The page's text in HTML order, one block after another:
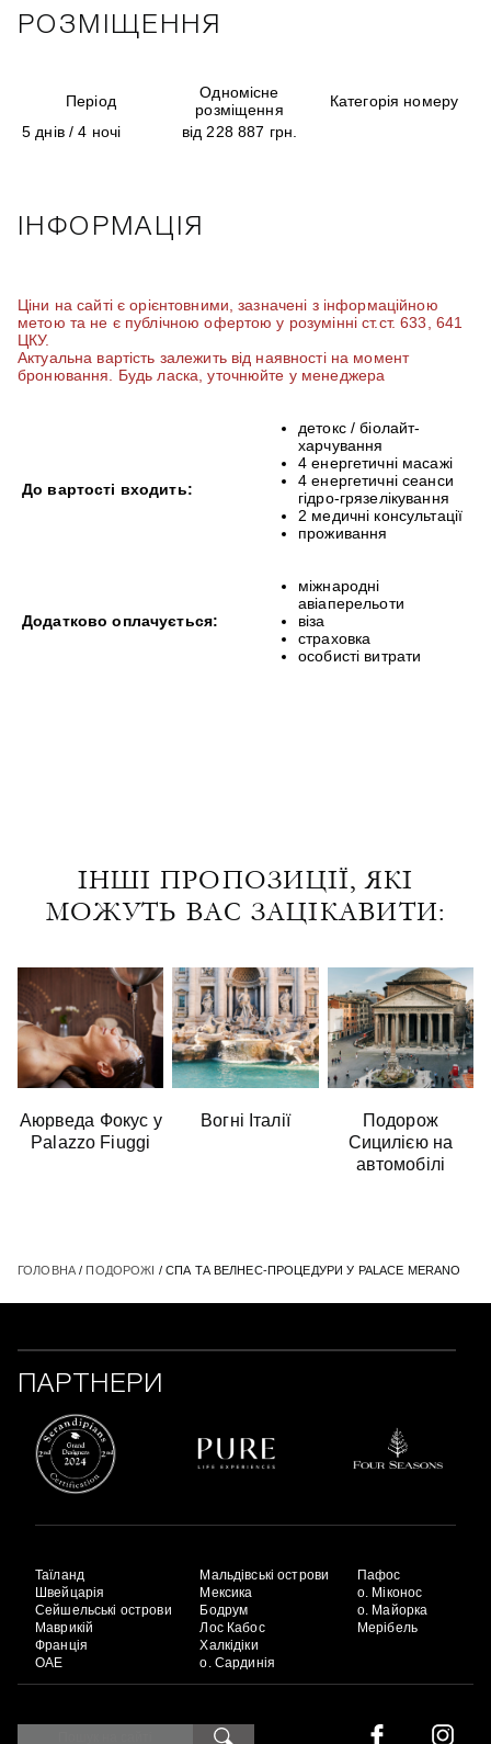
РОЗМІЩЕННЯ
Період
Одномісне
розміщення
Категорія номеру
5 днів / 4 ночі
від 228 887 грн.
ІНФОРМАЦІЯ
Ціни на сайті є орієнтовними, зазначені з інформаційною
метою та не є публічною офертою у розумінні ст.ст. 633, 641
ЦКУ.
Актуальна вартість залежить від наявності на момент
бронювання. Будь ласка, уточнюйте у менеджера
До вартості входить:
детокс / біолайт-
харчування
4 енергетичні масажі
4 енергетичні сеанси
гідро-грязелікування
2 медичні консультації
проживання
Додатково оплачується:
міжнародні
авіаперельоти
віза
страховка
особисті витрати
ІНШІ ПРОПОЗИЦІЇ, ЯКІ
МОЖУТЬ ВАС ЗАЦІКАВИТИ:
Аюрведа Фокус у
Palazzo Fiuggi
Вогні Італії
Подорож
Сицилією на
автомобілі
ГОЛОВНА/ ПОДОРОЖІ / СПА ТА ВЕЛНЕС-ПРОЦЕДУРИ У PALACE MERANO
ПАРТНЕРИ
Таїланд
Швейцарія
Сейшельські острови
Маврикій
Франція
ОАЕ
Мальдівські острови
Мексика
Бодрум
Лос Кабос
Халкідіки
о. Сардинія
Пафос
о. Міконос
о. Майорка
Мерібель